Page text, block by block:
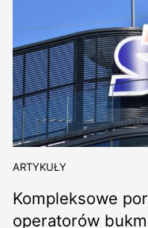
ARTYKUŁY
Kompleksowe
operatorów